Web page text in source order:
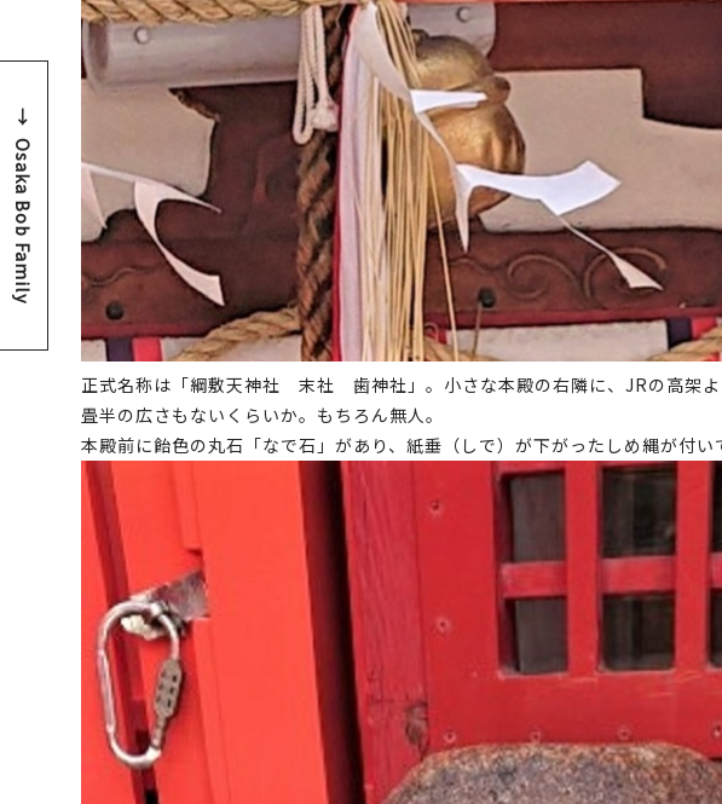
Osaka Bob Family
正式名称は「綱敷天神社 末社 歯神社」。小さな本殿の右隣に、JRの高架よ
畳半の広さもないくらいか。もちろん無人。
本殿前に飴色の丸石「なで石」があり、紙垂（しで）が下がったしめ縄が付い